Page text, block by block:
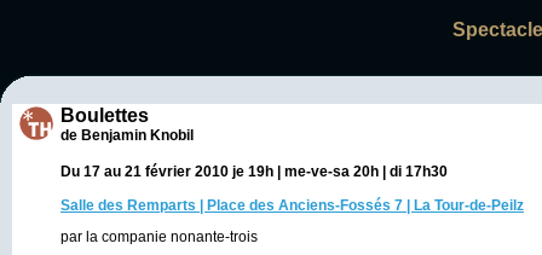
Boulettes
de Benjamin Knobil
Du 17 au 21 février 2010 je 19h | me-ve-sa 20h | di 17h30
Salle des Remparts | Place des Anciens-Fossés 7 | La Tour-de-Peilz
par la companie nonante-trois